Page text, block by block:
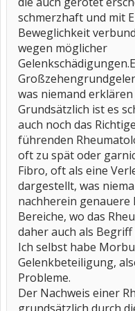
schmerzhaft und mit
Beweglichkeit
wegen möglicher
was niemand erklären
Grundsätzlich ist es
auch noch das
führenden
oft zu spät oder
Fibro, oft als eine
dargestellt, was
nachherein
Bereiche, wo das
daher auch als
Ich selbst habe
Gelenkbeteiligung,
Probleme.
Der Nachweis einer